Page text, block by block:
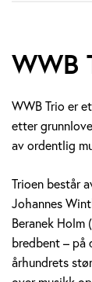
WWB
WWB Trio er
etter
av ordentlig
Trioen består
Johannes
Beranek
bredbent – på
århundrets